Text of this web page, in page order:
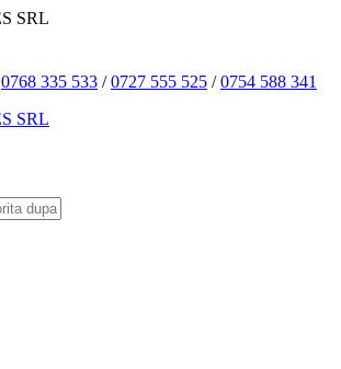
0768 335 533 /0727 555 525 /0754 588 341